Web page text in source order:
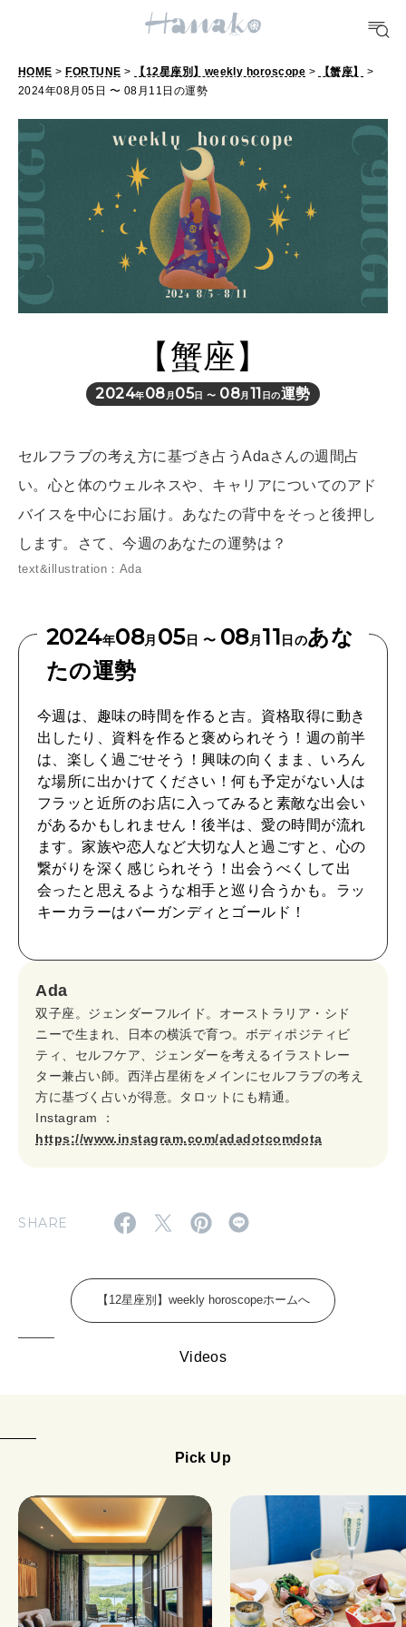
POPULAR TAGS
10 CATEGORIES
FOOD
おいしい
TRAVEL
どこ行く？
FORTUNE
[12星座別] Monthly Love Holoscope
女神まり愛のタロットメッセージ
算命学がわかる今月のあなた
HEALTH
LEARN
MAMA
ママもいろいろ
SUSTAINABLE
わたしができること
CULTURE
自分を耕す
WORK&MONEY
特集
2026年9月号「北海道 おいしく遊ぶ、夏のご褒美旅。」
2026年8月号『お茶の時間です。』
2026年7月号「鎌倉 ローカルが 教えてくれた 本当の歩き方。」
2026年5月号「“大好き”に出会いに。韓国」
2026年4月号「未来をつくる、学びの教科書。」
2026年3月号「スイーツ予想図 2026」
2026年2月号「良運を掴む 新・開運術。」
2025年12月号「お酒の新常識。」
MAGAZINE MOOK
FOLLOW US!
HOME > FORTUNE > 【12星座別】weekly horoscope > 【蟹座】
>
2024年08月05日 〜 08月11日の運勢
【蟹座】
2024年08月 05日 〜 08月 11 日の運勢
セルフラブの考え方に基づき占うAdaさんの週間占
い。心と体のウェルネスや、キャリアについてのアド
バイスを中心にお届け。あなたの背中をそっと後押し
します。さて、今週のあなたの運勢は？
text&illustration：Ada
2024年08月 05日 〜 08月11日のあな
たの運勢
今週は、趣味の時間を作ると吉。資格取得に動き
出したり、資料を作ると褒められそう！週の前半
は、楽しく過ごせそう！興味の向くまま、いろん
な場所に出かけてください！何も予定がない人は
フラッと近所のお店に入ってみると素敵な出会い
があるかもしれません！後半は、愛の時間が流れ
ます。家族や恋人など大切な人と過ごすと、心の
繋がりを深く感じられそう！出会うべくして出
会ったと思えるような相手と巡り合うかも。ラッ
キーカラーはバーガンディとゴールド！
Ada
双子座。ジェンダーフルイド。オーストラリア・シド
ニーで生まれ、日本の横浜で育つ。ボディポジティビ
ティ、セルフケア、ジェンダーを考えるイラストレー
ター兼占い師。西洋占星術をメインにセルフラブの考え
方に基づく占いが得意。タロットにも精通。
Instagram ：
https://www.instagram.com/adadotcomdota
SHARE
【12星座別】weekly horoscopeホームへ
Videos
Pick Up